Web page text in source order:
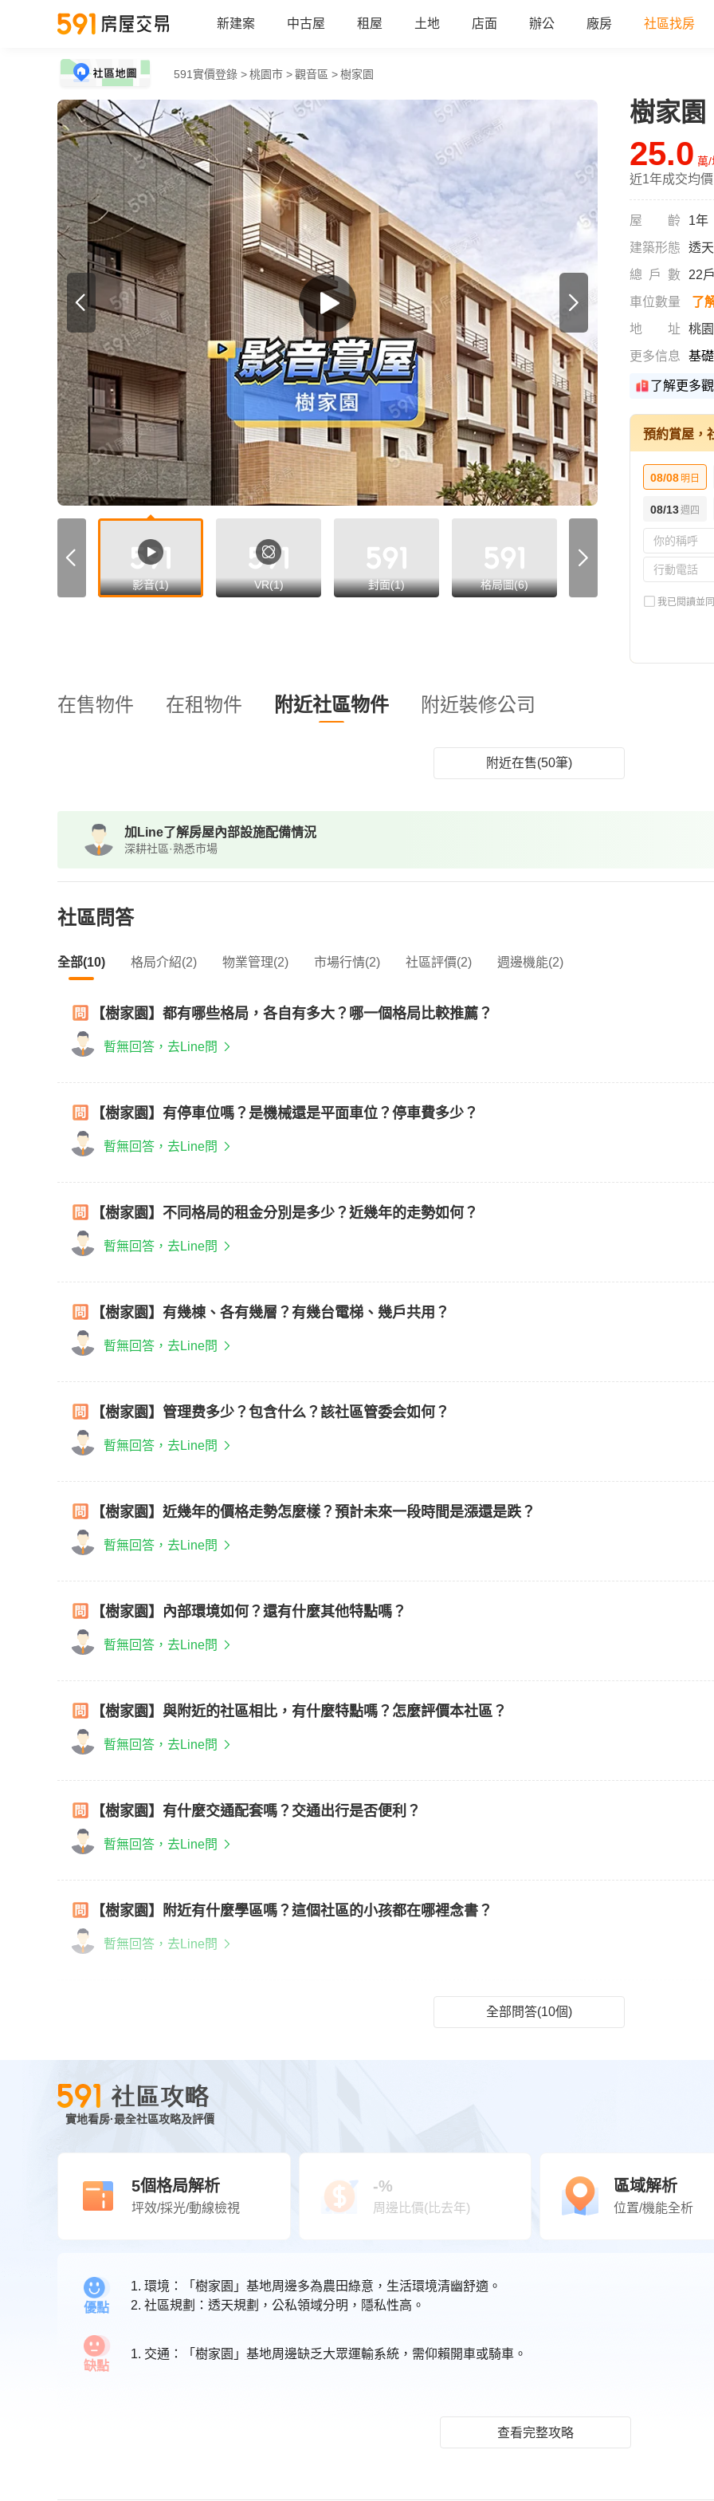
新建案 中古屋 租屋 土地 店面 辦公 廠房 社區找房
591實價登錄 >桃園市 >觀音區 >樹家園
影音(1) VR(1) 封面(1) 格局圖(6) 樣品屋(13)
樹家園
25.0 萬/
近1年成交均價
屋齡
1年
建築形態
透天
總戶數
22戶
車位數量
了
地址
桃
更多信息
基
了解更多
預約賞屋，
08/08 明日
08/13週四
我已閱讀並
在售物件 在租物件 附近社區物件 附近裝修公司
附近在售(50筆)
加Line了解房屋內部設施配備情況
深耕社區·熟悉市場
社區問答
全部(10) 格局介紹(2) 物業管理(2) 市場行情(2) 社區評價(2) 週邊機能(2)
【樹家園】都有哪些格局，各自有多大？哪一個格局比較推薦？
暫無回答，去Line問
【樹家園】有停車位嗎？是機械還是平面車位？停車費多少？
暫無回答，去Line問
【樹家園】不同格局的租金分別是多少？近幾年的走勢如何？
暫無回答，去Line問
【樹家園】有幾棟、各有幾層？有幾台電梯、幾戶共用？
暫無回答，去Line問
【樹家園】管理费多少？包含什么？該社區管委会如何？
暫無回答，去Line問
【樹家園】近幾年的價格走勢怎麼樣？預計未來一段時間是漲還是跌？
暫無回答，去Line問
【樹家園】內部環境如何？還有什麼其他特點嗎？
暫無回答，去Line問
【樹家園】與附近的社區相比，有什麼特點嗎？怎麼評價本社區？
暫無回答，去Line問
【樹家園】有什麼交通配套嗎？交通出行是否便利？
暫無回答，去Line問
【樹家園】附近有什麼學區嗎？這個社區的小孩都在哪裡念書？
暫無回答，去Line問
全部問答(10個)
實地看房·最全社區攻略及評價
5個格局解析
坪效/採光/動線檢視
-%
周邊比價(比去年)
區域解析
位置/機能全析
優點
1. 環境：「樹家園」基地周邊多為農田綠意，生活環境清幽舒適。
2. 社區規劃：透天規劃，公私領域分明，隱私性高。
缺點
1. 交通：「樹家園」基地周邊缺乏大眾運輸系統，需仰賴開車或騎車。
查看完整攻略